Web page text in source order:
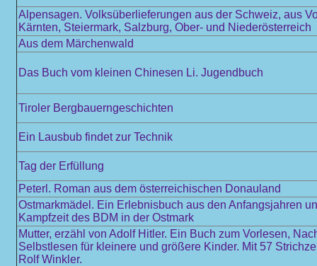
Alpensagen. Volksüberlieferungen aus der Schweiz, aus
Kärnten, Steiermark, Salzburg, Ober- und Niederösterreich
Aus dem Märchenwald
Das Buch vom kleinen Chinesen Li. Jugendbuch
Tiroler Bergbauerngeschichten
Ein Lausbub findet zur Technik
Tag der Erfüllung
Peterl. Roman aus dem österreichischen Donauland
Ostmarkmädel. Ein Erlebnisbuch aus den Anfangsjahren
Kampfzeit des BDM in der Ostmark
Mutter, erzähl von Adolf Hitler. Ein Buch zum Vorlesen,
Selbstlesen für kleinere und größere Kinder. Mit 57
Rolf Winkler.